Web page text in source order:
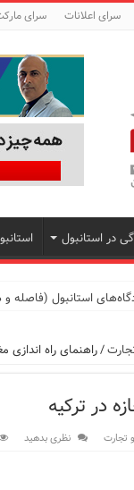
سرای اعلانات سرای
در استانبول
استانبول
استانبول | تجربه‌ای
و اجتماعی در زبان ترکی
/راهنمای راه اندازی
در ترکیه
تجارت نظری بدهید